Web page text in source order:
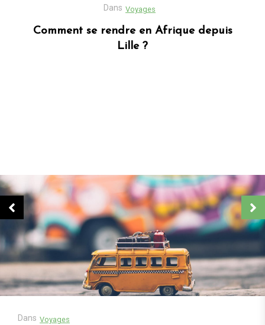
Dans Business
Découvrez Donafesta : La Référence pour
vos cadeaux personnalisés
Dans Blog africain
Quels sont les cadeaux les plus populaires
en Afrique ?
13 octobre 2025 0
Cadeaux populaires en Afrique en 2025 : tendances, contextes et